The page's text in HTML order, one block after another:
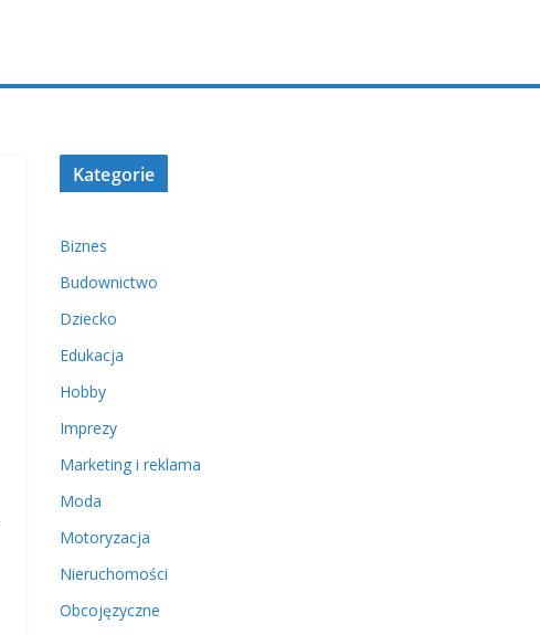
Kategorie
Biznes
Budownictwo
Dziecko
Edukacja
Hobby
Imprezy
Marketing i reklama
Moda
Motoryzacja
Nieruchomości
Obcojęzyczne